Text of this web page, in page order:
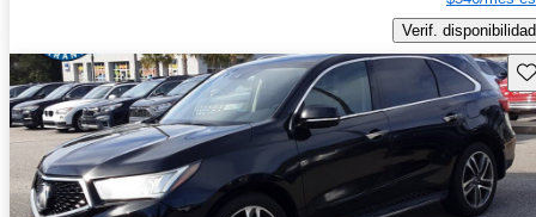
Verif. disponibilidad